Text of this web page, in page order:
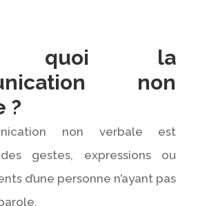
quoi la
non
?
non verbale est
des gestes, expressions ou
d’une personne n’ayant pas